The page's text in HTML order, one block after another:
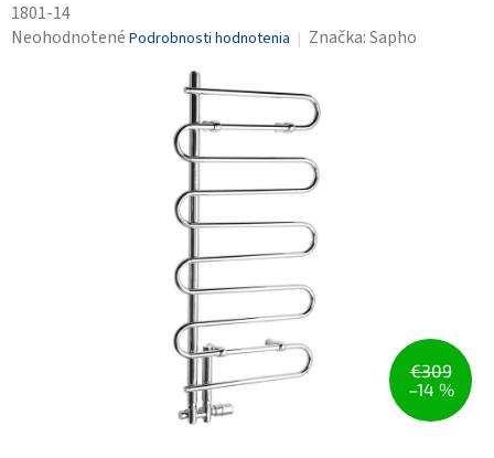
1801-14
Priemerné
Neohodnotené Podrobnosti hodnotenia Značka:Sapho
€309
–14 %